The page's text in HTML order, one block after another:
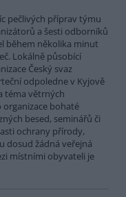
pečlivých příprav týmu
a šesti odborníků
během několika minut
Lokálně působící
Český svaz
odpoledne v Kyjově
téma větrných
bohaté
besed, seminářů či
ochrany přírody,
dosud žádná veřejná
místními obyvateli je